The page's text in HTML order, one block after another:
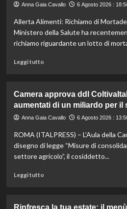
Anna Gaia Cavallo 6 Agosto 2026 :
Allerta Alimenti: Richiamo di
Ministero della Salute ha
richiamo riguardante un lotto di
Leggi tuttoLeggi
Mortadella
ritirata:
rischio
scopri
quali
marche
Camera approva ddl
aumentati di un miliardo per il
Anna Gaia Cavallo 6 Agosto 2026 :
ROMA (ITALPRESS) – L’Aula della
disegno di legge “Misure di
settore agricolo”, il cosiddetto...
Leggi tuttoLeggi